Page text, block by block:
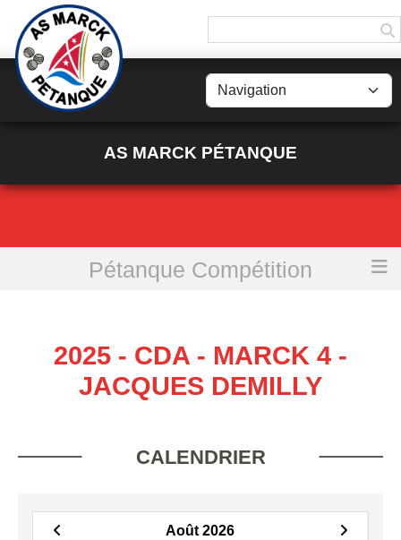
AS MARCK PÉTANQUE
Pétanque Compétition
2025 - CDA - MARCK 4 - Jacques Demilly
2025 - CDA - MARCK 4 -
JACQUES DEMILLY
CALENDRIER
Août 2026
Panneau de gestion des cookies